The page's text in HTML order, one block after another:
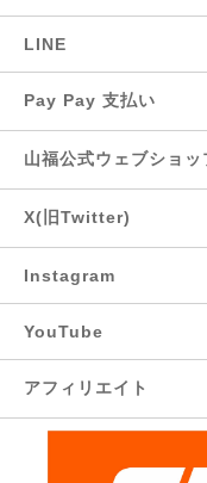
LINE
Pay Pay 支払い
山福公式ウェブショッ
X(旧Twitter)
Instagram
YouTube
アフィリエイト